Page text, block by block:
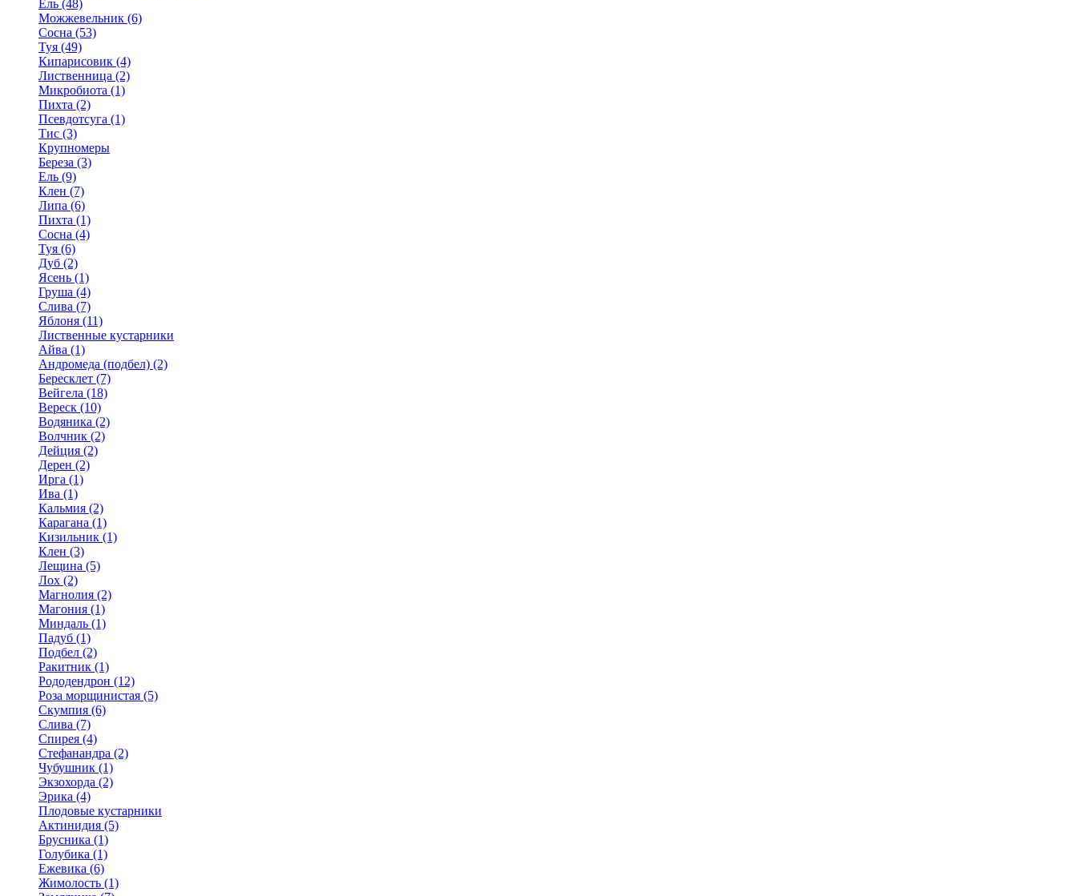
Ель (48)
Можжевельник (6)
Сосна (53)
Туя (49)
Кипарисовик (4)
Лиственница (2)
Микробиота (1)
Пихта (2)
Псевдотсуга (1)
Тис (3)
Крупномеры
Береза (3)
Ель (9)
Клен (7)
Липа (6)
Пихта (1)
Сосна (4)
Туя (6)
Дуб (2)
Ясень (1)
Груша (4)
Слива (7)
Яблоня (11)
Лиственные кустарники
Айва (1)
Андромеда (подбел) (2)
Бересклет (7)
Вейгела (18)
Вереск (10)
Водяника (2)
Волчник (2)
Дейция (2)
Дерен (2)
Ирга (1)
Ива (1)
Кальмия (2)
Карагана (1)
Кизильник (1)
Клен (3)
Лещина (5)
Лох (2)
Магнолия (2)
Магония (1)
Миндаль (1)
Падуб (1)
Подбел (2)
Ракитник (1)
Рододендрон (12)
Роза морщинистая (5)
Скумпия (6)
Слива (7)
Спирея (4)
Стефанандра (2)
Чубушник (1)
Экзохорда (2)
Эрика (4)
Плодовые кустарники
Актинидия (5)
Брусника (1)
Голубика (1)
Ежевика (6)
Жимолость (1)